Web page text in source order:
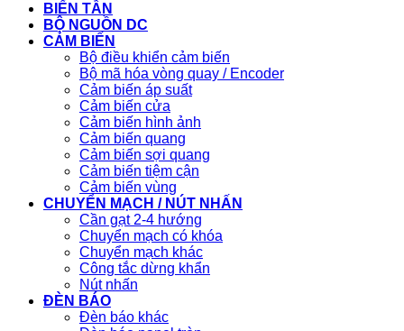
BIẾN TẦN
BỘ NGUỒN DC
CẢM BIẾN
Bộ điều khiển cảm biến
Bộ mã hóa vòng quay / Encoder
Cảm biến áp suất
Cảm biến cửa
Cảm biến hình ảnh
Cảm biến quang
Cảm biến sợi quang
Cảm biến tiệm cận
Cảm biến vùng
CHUYỂN MẠCH / NÚT NHẤN
Cần gạt 2-4 hướng
Chuyển mạch có khóa
Chuyển mạch khác
Công tắc dừng khẩn
Nút nhấn
ĐÈN BÁO
Đèn báo khác